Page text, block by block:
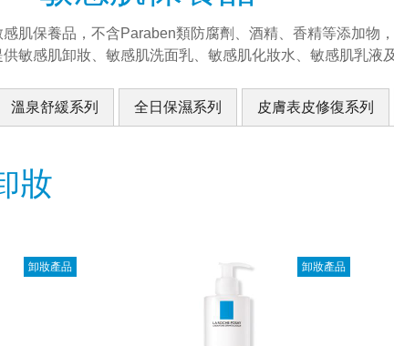
肌保養品，不含Paraben類防腐劑、酒精、香精等添加
敏感肌卸妝、敏感肌洗面乳、敏感肌化妝水、敏感肌乳液
溫泉舒緩系列 全日保濕系列 皮膚表皮修復系列
妝
卸妝產品 卸妝產品